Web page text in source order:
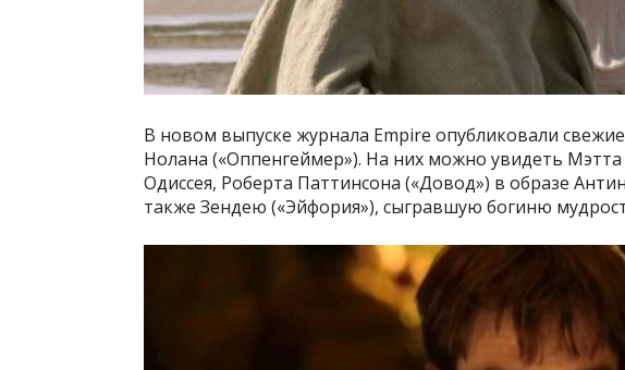
В новом выпуске журнала Empire опубликовали
Нолана («Оппенгеймер»). На них можно увидеть
Одиссея, Роберта Паттинсона («Довод») в образе
также Зендею («Эйфория»), сыгравшую богиню